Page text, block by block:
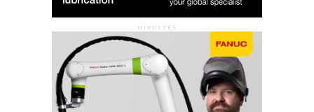
HIRDETÉS